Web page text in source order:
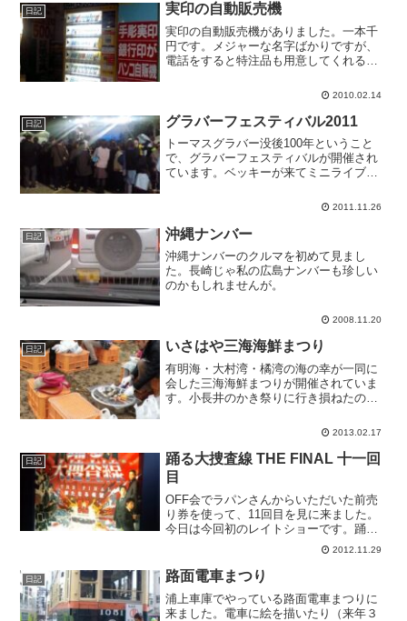
日記 実印の自動販売機
実印の自動販売機がありました。一本千
円です。メジャーな名字ばかりですが、
電話をすると特注品も用意してくれるよ
ならまだ分かるけど、実印が買えるって
2010.02.14
日記 グラバーフェスティバル2011
トーマスグラバー没後100年ということ
で、グラバーフェスティバルが開催され
ています。ベッキーが来てミニライブし
トです。グラバー園も今日は九時半まで
す。
2011.11.26
日記 沖縄ナンバー
沖縄ナンバーのクルマを初めて見まし
た。長崎じゃ私の広島ナンバーも珍しい
のかもしれませんが。
2008.11.20
日記 いさはや三海海鮮まつり
有明海・大村湾・橘湾の海の幸が一同に
会した三海海鮮まつりが開催されていま
す。小長井のかき祭りに行き損ねたので
ます。小長井牡蠣で牡蠣焼きをしたり餅
2013.02.17
日記
踊る大捜査線 THE FINAL 十一回
目
OFF会でラパンさんからいただいた前売
り券を使って、11回目を見に来ました。
今日は今回初のレイトショーです。踊る
が「上映中」なのももう少し。淋しいで
すね。このポスターもよく見るとところ
どころ破れてます。今回は全部で七名。
全員男。リピーターば...
2012.11.29
日記 路面電車まつり
浦上車庫でやっている路面電車まつりに
来ました。電車に絵を描いたり（来年３